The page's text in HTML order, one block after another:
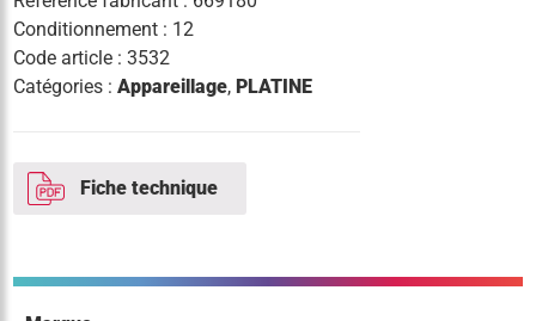
70w
cdo
philips
Conditionnement : 12
Code article :3532
Catégories :Appareillage, PLATINE
Fiche technique